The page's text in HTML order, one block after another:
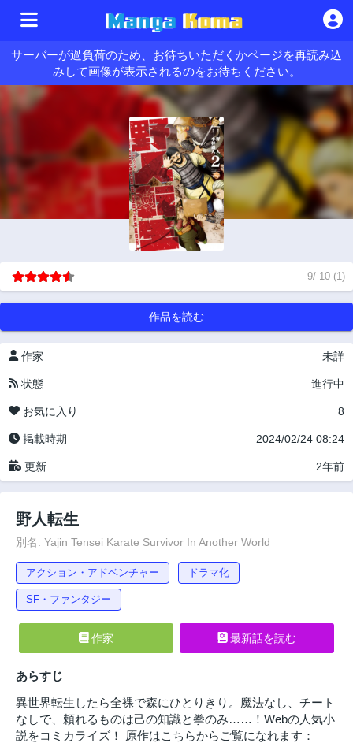
サーバーが過負荷のため、お待ちいただくかページを再読み込
みして画像が表示されるのをお待ちください。
9/ 10 (1)
作品を読む
作家 未詳
状態 進行中
お気に入り 8
掲載時期 2024/02/24 08:24
更新 2年前
野人転生
別名: Yajin Tensei Karate Survivor In Another World
アクション・アドベンチャー ドラマ化
SF・ファンタジー
作家 最新話を読む
あらすじ
異世界転生したら全裸で森にひとりきり。魔法なし、チート
なしで、頼れるものは己の知識と拳のみ……！Webの人気小
説をコミカライズ！ 原作はこちらからご覧になれます：